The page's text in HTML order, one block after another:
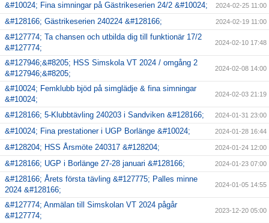
&#10024; Fina simningar på Gästrikeserien 24/2 &#10024; 2024-02-25 11:00
&#128166; Gästrikeserien 240224 &#128166; 2024-02-19 11:00
&#127774; Ta chansen och utbilda dig till funktionär 17/2
&#127774;
2024-02-10 17:48
&#127946;&#8205; HSS Simskola VT 2024 / omgång 2
&#127946;&#8205;
2024-02-08 14:00
&#10024; Femklubb bjöd på simglädje & fina simningar
&#10024;
2024-02-03 21:19
&#128166; 5-Klubbtävling 240203 i Sandviken &#128166; 2024-01-31 23:00
&#10024; Fina prestationer i UGP Borlänge &#10024; 2024-01-28 16:44
&#128204; HSS Årsmöte 240317 &#128204; 2024-01-24 12:00
&#128166; UGP i Borlänge 27-28 januari &#128166; 2024-01-23 07:00
&#128166; Årets första tävling &#127775; Palles minne
2024 &#128166;
2024-01-05 14:55
&#127774; Anmälan till Simskolan VT 2024 pågår
&#127774;
2023-12-20 05:00